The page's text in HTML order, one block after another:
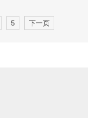
5 下一页